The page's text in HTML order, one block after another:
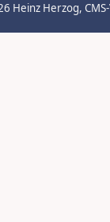
Heinz Herzog,